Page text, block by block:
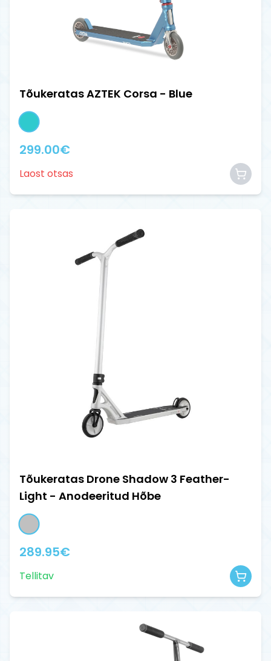
Tõukeratas AZTEK Corsa - Blue
299.00€
Laost otsas
Tõukeratas Drone Shadow 3 Feather-
Light - Anodeeritud Hõbe
289.95€
Tellitav